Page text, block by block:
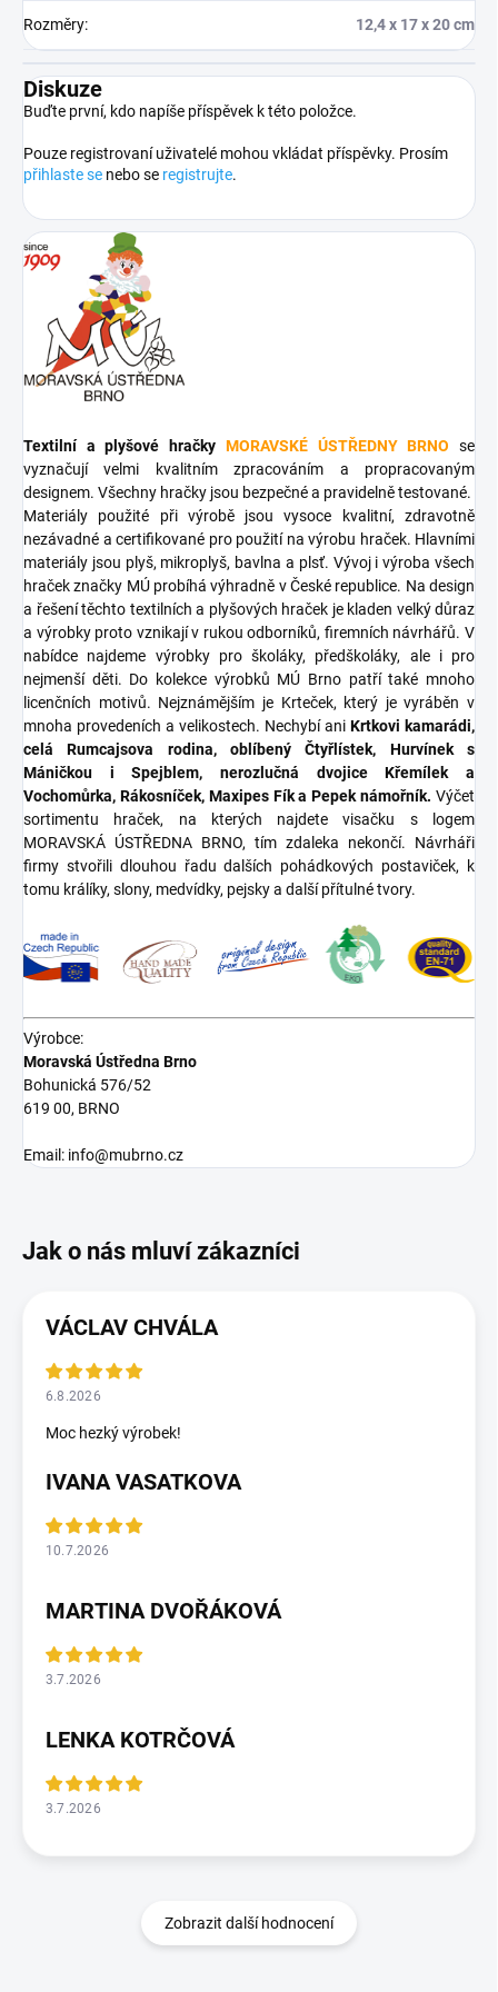
Rozměry: 12,4 x 17 x 20 cm
Diskuze
Buďte první, kdo napíše příspěvek k této položce.
Pouze registrovaní uživatelé mohou vkládat příspěvky. Prosím
přihlaste se nebo se registrujte.
Textilní a plyšové hračky MORAVSKÉ ÚSTŘEDNY BRNO se
vyznačují velmi kvalitním zpracováním a propracovaným
designem. Všechny hračky jsou bezpečné a pravidelně testované.
Materiály použité při výrobě jsou vysoce kvalitní, zdravotně
nezávadné a certifikované pro použití na výrobu hraček. Hlavními
materiály jsou plyš, mikroplyš, bavlna a plsť. Vývoj i výroba všech
hraček značky MÚ probíhá výhradně v České republice. Na design
a řešení těchto textilních a plyšových hraček je kladen velký důraz
a výrobky proto vznikají v rukou odborníků, firemních návrhářů. V
nabídce najdeme výrobky pro školáky, předškoláky, ale i pro
nejmenší děti. Do kolekce výrobků MÚ Brno patří také mnoho
licenčních motivů. Nejznámějším je Krteček, který je vyráběn v
mnoha provedeních a velikostech. Nechybí ani Krtkovi kamarádi,
celá Rumcajsova rodina, oblíbený Čtyřlístek, Hurvínek s
Máničkou i Spejblem, nerozlučná dvojice Křemílek a
Vochomůrka, Rákosníček, Maxipes Fík a Pepek námořník. Výčet
sortimentu hraček, na kterých najdete visačku s logem
MORAVSKÁ ÚSTŘEDNA BRNO, tím zdaleka nekončí. Návrháři
firmy stvořili dlouhou řadu dalších pohádkových postaviček, k
tomu králíky, slony, medvídky, pejsky a další přítulné tvory.
Výrobce:
Moravská Ústředna Brno
Bohunická 576/52
619 00, BRNO
Email: info@mubrno.cz
VÁCLAV CHVÁLA
6.8.2026
Moc hezký výrobek!
IVANA VASATKOVA
10.7.2026
MARTINA DVOŘÁKOVÁ
3.7.2026
LENKA KOTRČOVÁ
3.7.2026
Zobrazit další hodnocení